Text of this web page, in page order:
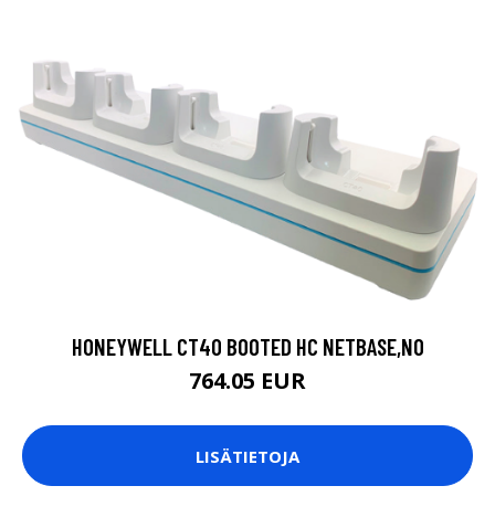
HONEYWELL CT40 BOOTED HC NETBASE,NO
764.05 EUR
LISÄTIETOJA